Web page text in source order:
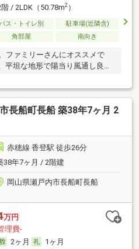
階 / 2LDK（50.78m2）
ス・トイレ別
駐車場(近隣含)
角部屋 南向き
ファミリーさんにオススメで
平坦な地形で陽当り風通し良
長船町長船 築38年7ヶ月 2
赤穂線 香登駅 徒歩26分
38年7ヶ月 / 2階建
岡山県瀬戸内市長船町長船
万円
理費-
2ヶ月
1ヶ月